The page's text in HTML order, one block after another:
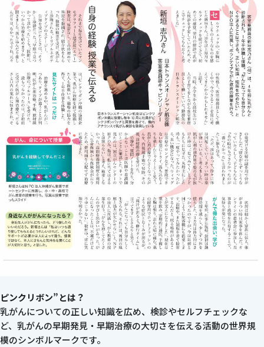
ピンクリボン”とは？
乳がんについての正しい知識を広め、検診やセルフチェックな
ど、乳がんの早期発見・早期治療の大切さを伝える活動の世界規
模のシンボルマークです。